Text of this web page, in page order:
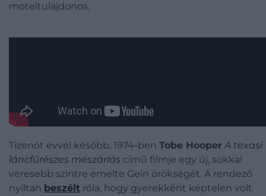
moteltulajdonos.
Tizenöt évvel később, 1974-ben Tobe Hooper A texasi
láncfűrészes mészárlás című filmje egy új, sokkal
véresebb szintre emelte Gein örökségét. A rendező
nyíltan beszélt róla, hogy gyerekként képtelen volt